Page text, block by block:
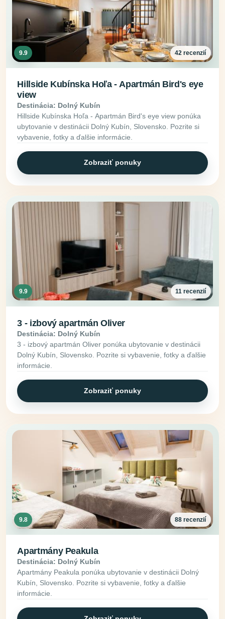
9.9 42 recenzií
Hillside Kubínska Hoľa - Apartmán Bird's eye
view
Destinácia: Dolný Kubín
Hillside Kubínska Hoľa - Apartmán Bird's eye view ponúka
ubytovanie v destinácii Dolný Kubín, Slovensko. Pozrite si
vybavenie, fotky a ďalšie informácie.
Zobraziť ponuky
9.9 11 recenzií
3 - izbový apartmán Oliver
Destinácia: Dolný Kubín
3 - izbový apartmán Oliver ponúka ubytovanie v destinácii
Dolný Kubín, Slovensko. Pozrite si vybavenie, fotky a ďalšie
informácie.
Zobraziť ponuky
9.8 88 recenzií
Apartmány Peakula
Destinácia: Dolný Kubín
Apartmány Peakula ponúka ubytovanie v destinácii Dolný
Kubín, Slovensko. Pozrite si vybavenie, fotky a ďalšie
informácie.